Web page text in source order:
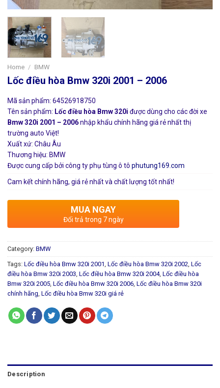
Home / BMW
Lốc điều hòa Bmw 320i 2001 – 2006
Mã sản phẩm: 64526918750
Tên sản phẩm: Lốc điều hòa Bmw 320i được dùng cho các đời xe
Bmw 320i 2001 – 2006nhập khẩu chính hãng giá rẻ nhất thị
trường auto Việt!
Xuất xứ: Châu Âu
Thương hiệu: BMW
Được cung cấp bởi công ty phụ tùng ô tô phutung169.com
Cam kết chính hãng, giá rẻ nhất và chất lượng tốt nhất!
MUA NGAY
Đổi trả trong 7 ngày
Category: BMW
Tags: Lốc điều hòa Bmw 320i 2001, Lốc điều hòa Bmw 320i 2002, Lốc
điều hòa Bmw 320i 2003, Lốc điều hòa Bmw 320i 2004, Lốc điều hòa
Bmw 320i 2005, Lốc điều hòa Bmw 320i 2006, Lốc điều hòa Bmw 320i
chính hãng, Lốc điều hòa Bmw 320i giá rẻ
Description